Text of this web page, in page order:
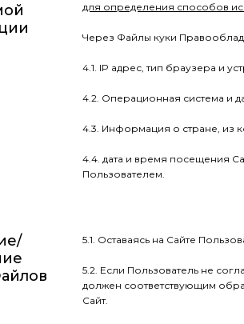
для определения способов
Через Файлы куки
4.1. IP адрес, тип браузера и
4.2. Операционная система и
4.3. Информация о стране, из
4.4. дата и время посещения
Пользователем.
5.1. Оставаясь на Сайте
5.2. Если Пользователь не
должен соответствующим
Сайт.